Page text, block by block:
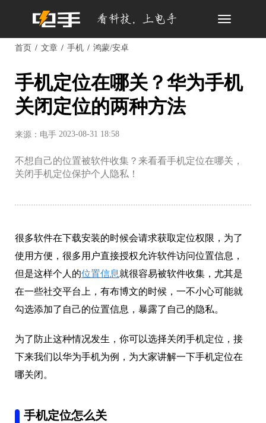
Toggle
首页 文章 手机 鸿蒙/安卓
手机定位在哪关？华为手机
关闭定位的两种方法
来源：电手 2023-08-31 18:58
不想自己的位置被软件收集？来看看手机定位在哪关，
关闭手机定位保护个人隐私！
很多软件在下载安装的时候会请求获取定位权限，为了
使用方便，很多用户直接授权允许软件访问位置信息，
但是这样个人的位置信息就很容易被软件收集，尤其是
在一些社交平台上，有布博文的时候，一不小心可能就
勾选添加了自己的位置信息，暴露了自己的隐私。
为了防止这种情况发生，你可以选择关闭手机定位，接
下来我们以华为手机为例，为大家讲解一下手机定位在
哪关闭。
手机定位怎么关